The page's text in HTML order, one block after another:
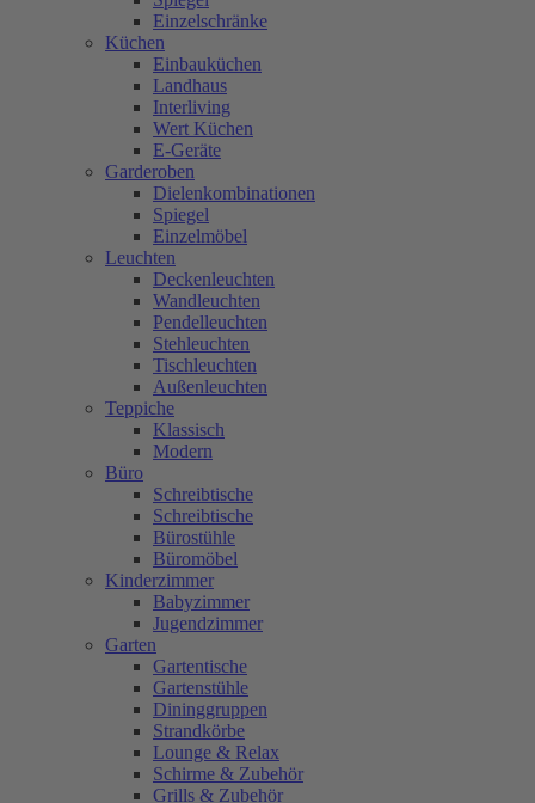
Einzelschränke
Küchen
Einbauküchen
Landhaus
Interliving
Wert Küchen
E-Geräte
Garderoben
Dielenkombinationen
Spiegel
Einzelmöbel
Leuchten
Deckenleuchten
Wandleuchten
Pendelleuchten
Stehleuchten
Tischleuchten
Außenleuchten
Teppiche
Klassisch
Modern
Büro
Schreibtische
Schreibtische
Bürostühle
Büromöbel
Kinderzimmer
Babyzimmer
Jugendzimmer
Garten
Gartentische
Gartenstühle
Dininggruppen
Strandkörbe
Lounge & Relax
Schirme & Zubehör
Grills & Zubehör